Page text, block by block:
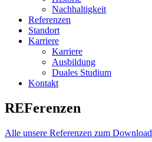
Nachhaltigkeit
Referenzen
Standort
Karriere
Karriere
Ausbildung
Duales Studium
Kontakt
REFerenzen
Alle unsere Referenzen zum Download